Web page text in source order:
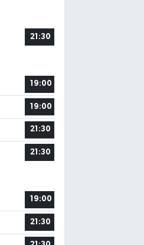
21:30
19:00
19:00
21:30
21:30
19:00
21:30